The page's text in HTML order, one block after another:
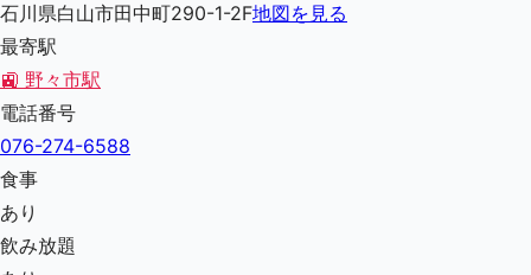
石川県白山市田中町290-1-2F地図を見る
最寄駅
🚉 野々市駅
電話番号
076-274-6588
食事
あり
飲み放題